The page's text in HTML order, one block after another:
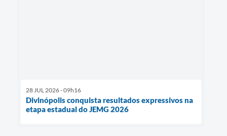
28 JUL 2026 - 09h16
Divinópolis conquista resultados expressivos na
etapa estadual do JEMG 2026